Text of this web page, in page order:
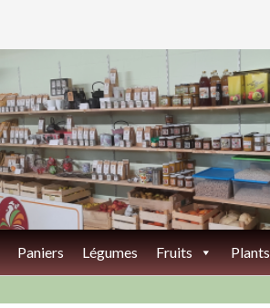
Paniers Légumes Fruits Plants